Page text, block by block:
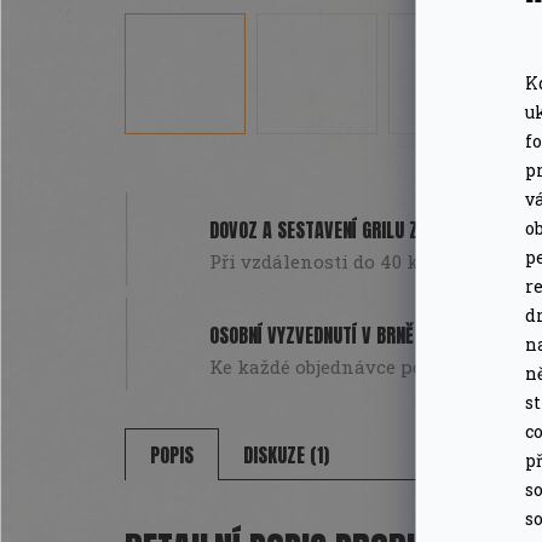
DOVOZ A SESTAVENÍ GRILU ZDARMA
Při vzdálenosti do 40 km od Brna.
OSOBNÍ VYZVEDNUTÍ V BRNĚ
Ke každé objednávce poukázka na
POPIS DISKUZE (1)